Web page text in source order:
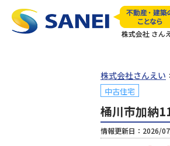
株式会社さんえい
中古住宅
桶川市加納
情報更新日：2026/